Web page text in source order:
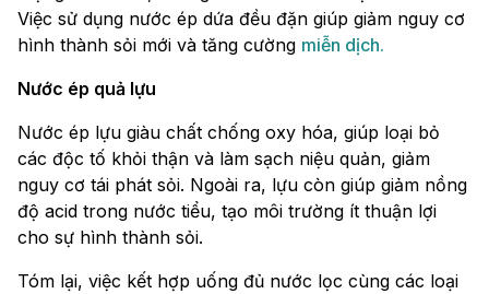
Việc sử dụng nước ép dứa đều đặn giúp giảm nguy cơ
hình thành sỏi mới và tăng cường miễn dịch.
Nước ép quả lựu
Nước ép lựu giàu chất chống oxy hóa, giúp loại bỏ
các độc tố khỏi thận và làm sạch niệu quản, giảm
nguy cơ tái phát sỏi. Ngoài ra, lựu còn giúp giảm nồng
độ acid trong nước tiểu, tạo môi trường ít thuận lợi
cho sự hình thành sỏi.
Tóm lại, việc kết hợp uống đủ nước lọc cùng các loại